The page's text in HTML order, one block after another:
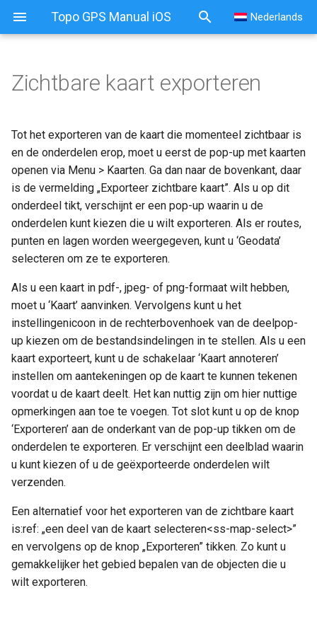
Topo GPS Manual iOS Nederlands
Zichtbare kaart exporteren
Tot het exporteren van de kaart die momenteel zichtbaar is
en de onderdelen erop, moet u eerst de pop-up met kaarten
openen via Menu > Kaarten. Ga dan naar de bovenkant, daar
is de vermelding „Exporteer zichtbare kaart”. Als u op dit
onderdeel tikt, verschijnt er een pop-up waarin u de
onderdelen kunt kiezen die u wilt exporteren. Als er routes,
punten en lagen worden weergegeven, kunt u ‘Geodata’
selecteren om ze te exporteren.
Als u een kaart in pdf-, jpeg- of png-formaat wilt hebben,
moet u ‘Kaart’ aanvinken. Vervolgens kunt u het
instellingenicoon in de rechterbovenhoek van de deelpop-
up kiezen om de bestandsindelingen in te stellen. Als u een
kaart exporteert, kunt u de schakelaar ‘Kaart annoteren’
instellen om aantekeningen op de kaart te kunnen tekenen
voordat u de kaart deelt. Het kan nuttig zijn om hier nuttige
opmerkingen aan toe te voegen. Tot slot kunt u op de knop
‘Exporteren’ aan de onderkant van de pop-up tikken om de
onderdelen te exporteren. Er verschijnt een deelblad waarin
u kunt kiezen of u de geëxporteerde onderdelen wilt
verzenden.
Een alternatief voor het exporteren van de zichtbare kaart
is:ref: „een deel van de kaart selecteren<ss-map-select>”
en vervolgens op de knop „Exporteren” tikken. Zo kunt u
gemakkelijker het gebied bepalen van de objecten die u
wilt exporteren.